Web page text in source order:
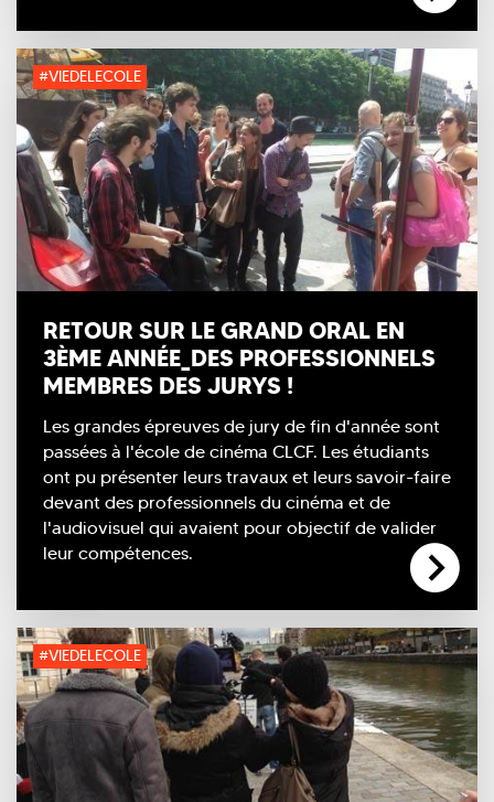
#VIEDELECOLE
RETOUR SUR LE GRAND ORAL EN
3ÈME ANNÉE_DES PROFESSIONNELS
MEMBRES DES JURYS !
Les grandes épreuves de jury de fin d'année sont
passées à l'école de cinéma CLCF. Les étudiants
ont pu présenter leurs travaux et leurs savoir-faire
devant des professionnels du cinéma et de
l'audiovisuel qui avaient pour objectif de valider
leur compétences.
#VIEDELECOLE